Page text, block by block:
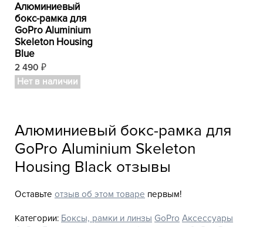
Алюминиевый
бокс-рамка для
GoPro Aluminium
Skeleton Housing
Blue
2 490 ₽
Нет в наличии
Алюминиевый бокс-рамка для
GoPro Aluminium Skeleton
Housing Black отзывы
Оставьте отзыв об этом товаре первым!
Категории: Боксы, рамки и линзы GoPro Аксессуары